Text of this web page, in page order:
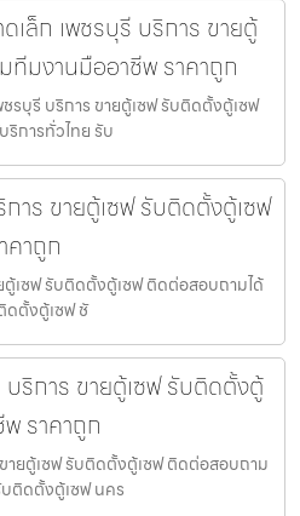
เล็ก เพชรบุรี บริการ ขายตู้
ทีมงานมืออาชีพ ราคาถูก
รบุรี บริการ ขายตู้เซฟ รับติดตั้งตู้เซฟ
การทั่วไทย รับ
าร ขายตู้เซฟ รับติดตั้งตู้เซฟ
าถูก
เซฟ รับติดตั้งตู้เซฟ ติดต่อสอบถามได้
ดตั้งตู้เซฟ ชั
ริการ ขายตู้เซฟ รับติดตั้งตู้
ราคาถูก
ยตู้เซฟ รับติดตั้งตู้เซฟ ติดต่อสอบถาม
ติดตั้งตู้เซฟ นคร